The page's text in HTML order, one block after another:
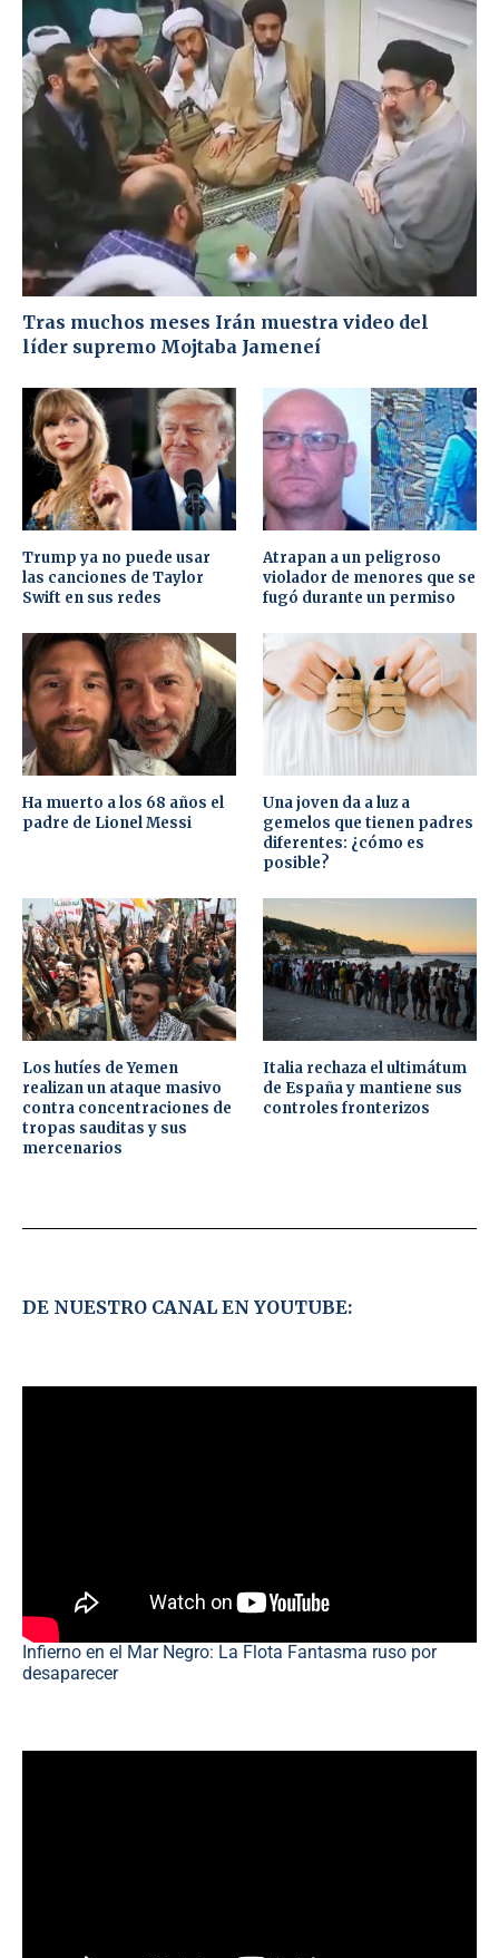
Tras muchos meses Irán muestra video del
líder supremo Mojtaba Jameneí
Trump ya no puede usar
las canciones de Taylor
Swift en sus redes
Atrapan a un peligroso
violador de menores que se
fugó durante un permiso
Ha muerto a los 68 años el
padre de Lionel Messi
Una joven da a luz a
gemelos que tienen padres
diferentes: ¿cómo es
posible?
Los hutíes de Yemen
realizan un ataque masivo
contra concentraciones de
tropas sauditas y sus
mercenarios
Italia rechaza el ultimátum
de España y mantiene sus
controles fronterizos
DE NUESTRO CANAL EN YOUTUBE:
Infierno en el Mar Negro: La Flota Fantasma ruso por
desaparecer